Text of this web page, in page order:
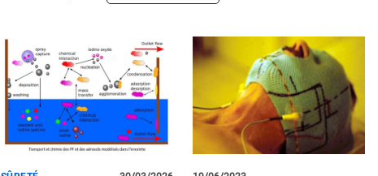
Liste
de
Résultats